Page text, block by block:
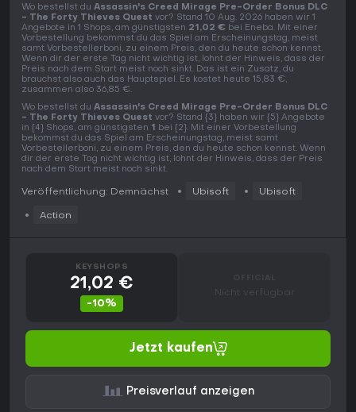
Wo bestellst du Assassin's Creed Mirage Pre-Order Bonus DLC
- The Forty Thieves Quest vor? Stand 10 Aug. 2026 haben wir 1
Angebote in 1 Shops, am günstigsten 21,02 € bei Eneba. Mit einer
Vorbestellung bekommst du das Spiel am Erscheinungstag, meist
samt Vorbestellerboni, zu einem Preis, den du heute schon kennst.
Wenn dir der erste Tag nicht wichtig ist, lohnt der Hinweis, dass der
Preis nach dem Start meist noch sinkt. Das ist ein Zusatz, du
brauchst also auch das Hauptspiel. Es kostet heute 15,83 €,
zusammen also 36,85 €.
Wo bestellst du Assassin's Creed Mirage Pre-Order Bonus DLC
- The Forty Thieves Quest vor? Stand {3} haben wir {5} Angebote
in {4} Shops, am günstigsten 1 bei {2}. Mit einer Vorbestellung
bekommst du das Spiel am Erscheinungstag, meist samt
Vorbestellerboni, zu einem Preis, den du heute schon kennst. Wenn
dir der erste Tag nicht wichtig ist, lohnt der Hinweis, dass der Preis
nach dem Start meist noch sinkt.
Veröffentlichung: Demnächst Ubisoft Ubisoft
Action
KEYSHOPS
21,02 €
-10%
Nicht verfügbar
Jetzt kaufen
Preisverlauf anzeigen